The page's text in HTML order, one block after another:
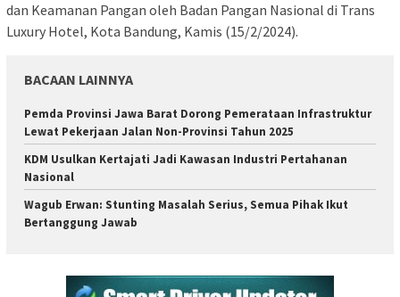
dan Keamanan Pangan oleh Badan Pangan Nasional di Trans
Luxury Hotel, Kota Bandung, Kamis (15/2/2024).
BACAAN LAINNYA
Pemda Provinsi Jawa Barat Dorong Pemerataan Infrastruktur
Lewat Pekerjaan Jalan Non-Provinsi Tahun 2025
KDM Usulkan Kertajati Jadi Kawasan Industri Pertahanan
Nasional
Wagub Erwan: Stunting Masalah Serius, Semua Pihak Ikut
Bertanggung Jawab